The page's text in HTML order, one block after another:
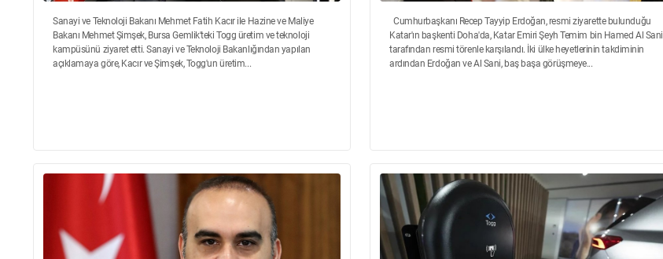
Sanayi ve Teknoloji Bakanı Mehmet Fatih Kacır ile Hazine ve Maliye
Bakanı Mehmet Şimşek, Bursa Gemlik'teki Togg üretim ve teknoloji
kampüsünü ziyaret etti. Sanayi ve Teknoloji Bakanlığından yapılan
açıklamaya göre, Kacır ve Şimşek, Togg'un üretim...
Cumhurbaşkanı Recep Tayyip Erdoğan, resmi ziyarette bulunduğu
Katar'ın başkenti Doha'da, Katar Emiri Şeyh Temim bin Hamed Al Sani
tarafından resmi törenle karşılandı. İki ülke heyetlerinin takdiminin
ardından Erdoğan ve Al Sani, baş başa görüşmeye...